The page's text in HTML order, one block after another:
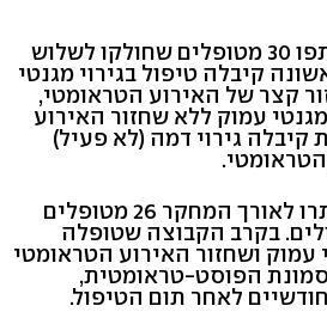
במחקר הנוכחי השתתפו 30 מטופלים שחולקו לשלוש
קיבלה טיפול בגירוי מגנטי
קצר של האירוע הטראומטי,
עמוק ללא שחזור האירוע
קיבלה גירוי דמה (לא פעיל)
מתוך המשתתפים נותרו לאורך המחקר 26 מטופלים
בקרב הקבוצה שטופלה
עמוק ושחזור האירוע הטראומטי
הפוסט-טראומטית,
לאחר תום הטיפול.